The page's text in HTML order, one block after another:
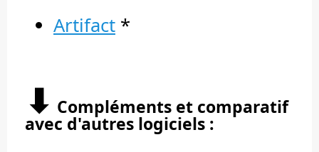
Artifact *
⬇︎ Compléments et comparatif
avec d'autres logiciels :